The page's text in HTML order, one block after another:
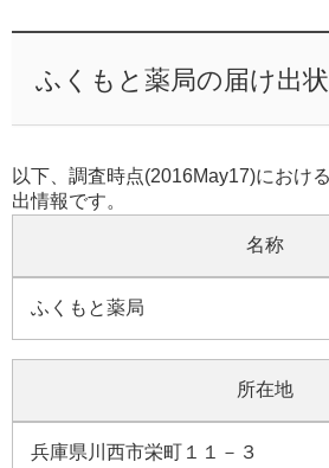
ふくもと薬局の届け出
以下、調査時点(2016May17)におけ
出情報です。
名称
ふくもと薬局
所在地
兵庫県川西市栄町１１－３